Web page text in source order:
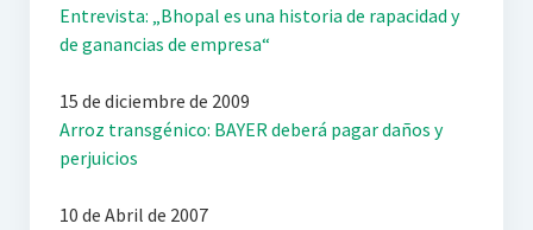
Entrevista: „Bhopal es una historia de rapacidad y
de ganancias de empresa“
15 de diciembre de 2009
Arroz transgénico: BAYER deberá pagar daños y
perjuicios
10 de Abril de 2007